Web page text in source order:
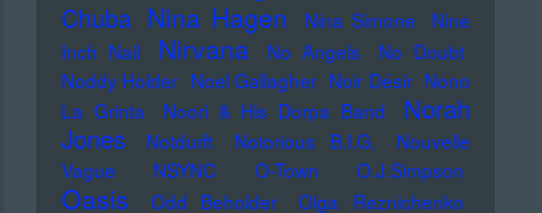
Chuba Nina Hagen Nina Simone
Nine
Inch Nail
Nirvana No Angels
No Doubt
Noddy Holder Noel Gallagher Noir Désir Nono
La Grinta
Noori & His Dorpa Band
Norah
Jones
Notdurft Notorious B.I.G.
Nouvelle
Vague
NSYNC O-Town O.J.Simpson
Oasis Odd Beholder Olga Reznichenko